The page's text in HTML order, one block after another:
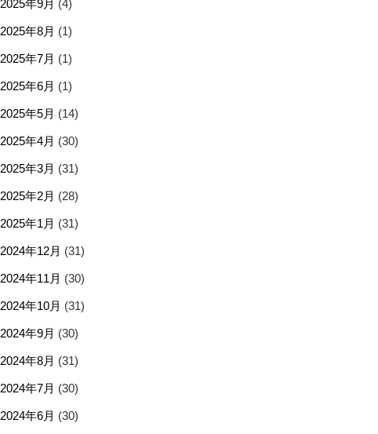
2025年9月 (4)
2025年8月 (1)
2025年7月 (1)
2025年6月 (1)
2025年5月 (14)
2025年4月 (30)
2025年3月 (31)
2025年2月 (28)
2025年1月 (31)
2024年12月 (31)
2024年11月 (30)
2024年10月 (31)
2024年9月 (30)
2024年8月 (31)
2024年7月 (30)
2024年6月 (30)